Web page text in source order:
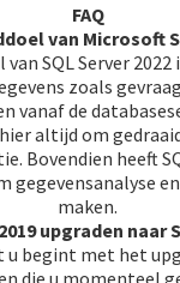
FAQ
van Microsoft
SQL Server
zoals
vanaf de
altijd om
Bovendien heeft
gegevensanalyse
maken.
upgraden naar
begint met het
die u momenteel